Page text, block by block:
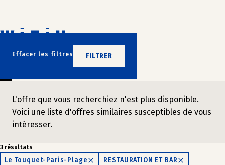
contenu
Effacer les filtres FILTRER
N’ATTENDEZ PLUS
REJOIGNEZ-NOUS
L'offre que vous recherchiez n'est plus disponible.
Voici une liste d'offres similaires susceptibles de vous
intéresser.
3 résultats
Le Touquet-Paris-Plage RESTAURATION ET BAR